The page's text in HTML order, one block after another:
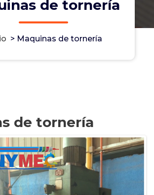
de tornería
> Maquinas de tornería
de tornería